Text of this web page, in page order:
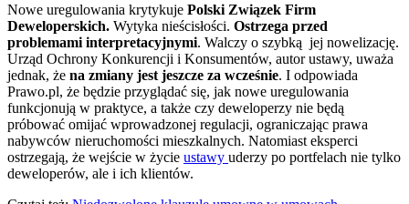
Nowe uregulowania krytykuje Polski Związek Firm
Deweloperskich. Wytyka nieścisłości. Ostrzega przed
problemami interpretacyjnymi. Walczy o szybką jej nowelizację.
Urząd Ochrony Konkurencji i Konsumentów, autor ustawy, uważa
jednak, że na zmiany jest jeszcze za wcześnie. I odpowiada
Prawo.pl, że będzie przyglądać się, jak nowe uregulowania
funkcjonują w praktyce, a także czy deweloperzy nie będą
próbować omijać wprowadzonej regulacji, ograniczając prawa
nabywców nieruchomości mieszkalnych. Natomiast eksperci
ostrzegają, że wejście w życie ustawy uderzy po portfelach nie tylko
deweloperów, ale i ich klientów.